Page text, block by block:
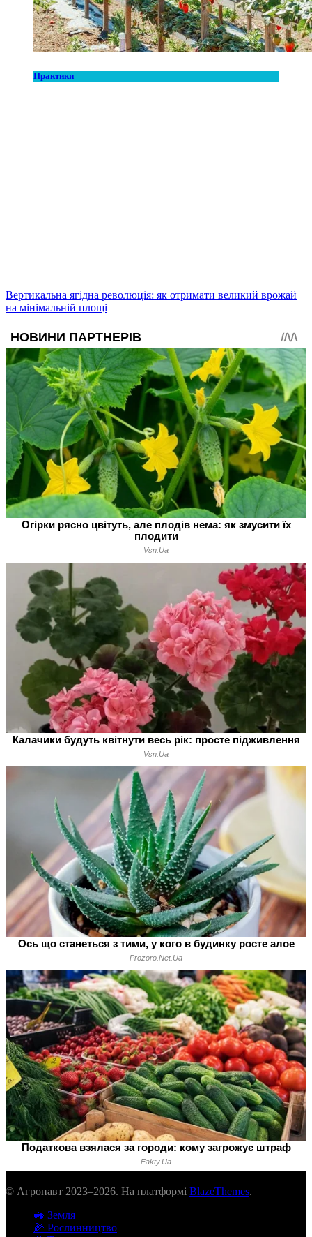
Практики
Вертикальна ягідна революція: як отримати великий врожай
на мінімальній площі
© Агронавт 2023–2026. На платформі BlazeThemes.
🚜 Земля
🌽 Рослинництво